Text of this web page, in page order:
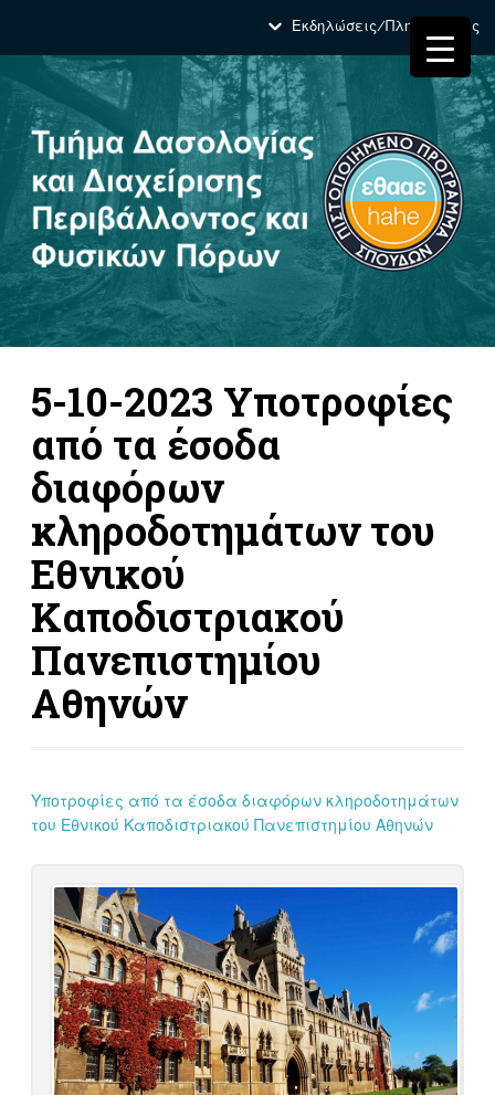
Εκδηλώσεις/Πληροφορίες
5-10-2023 Υποτροφίες
από τα έσοδα
διαφόρων
κληροδοτημάτων του
Εθνικού
Καποδιστριακού
Πανεπιστημίου
Αθηνών
Υποτροφίες από τα έσοδα διαφόρων κληροδοτημάτων
του Εθνικού Καποδιστριακού Πανεπιστημίου Αθηνών